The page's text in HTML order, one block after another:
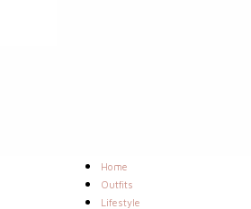
Home
Outfits
Lifestyle